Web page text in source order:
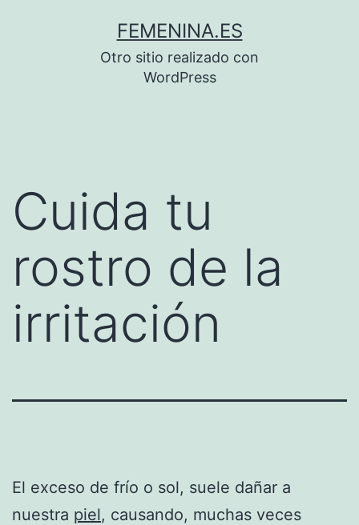
FEMENINA.ES
Otro sitio realizado con
WordPress
Cuida tu
rostro de la
irritación
El exceso de frío o sol, suele dañar a
nuestra piel, causando, muchas veces